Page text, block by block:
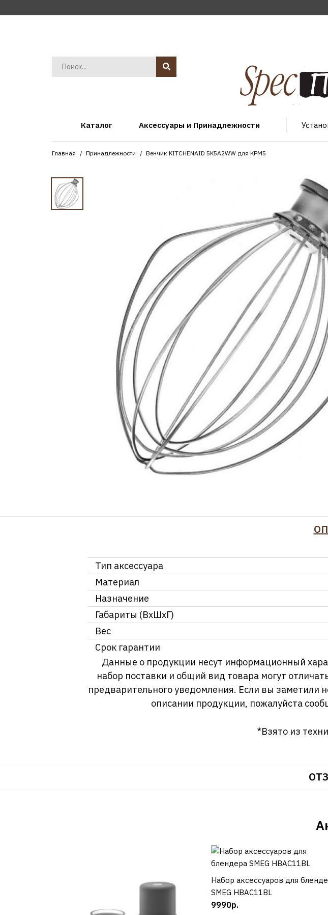
Каталог Аксессуары и Принадлежности
Главная Принадлежности Венчик KITCHENAID 5K5A2WW для KPM5
Тип аксессуара
Материал
Назначение
Габариты (ВхШхГ)
Вес
Срок гарантии
Данные о продукции несут информационный
набор поставки и общий вид товара могут
предварительного уведомления. Если вы
описании продукции, пожалуйста
*Взято из
КУПИТЬ
Набор аксессуаров для
SMEG HBAC11BL
9990р.